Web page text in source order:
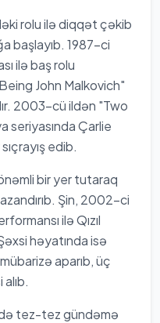
rolu ilə diqqət çəkib
başlayıb. 1987-ci
ilə baş rolu
John Malkovich"
2003-cü ildən "Two
seriyasında Çarlie
edib.
bir yer tutaraq
Şin, 2002-ci
ilə Qızıl
həyatında isə
aparıb, üç
tez-tez gündəmə